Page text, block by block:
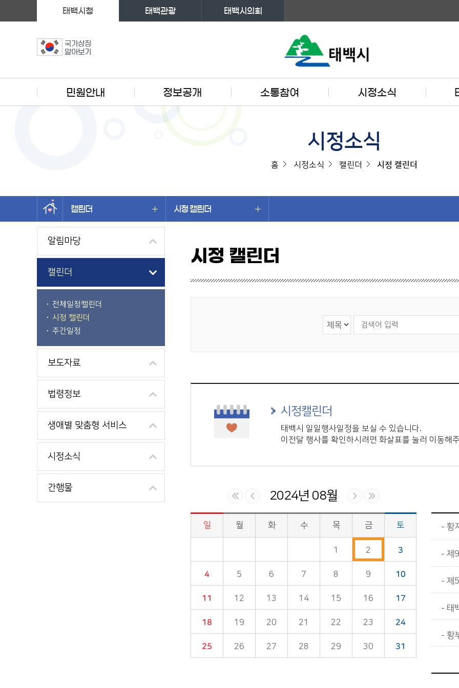
국가상징
알아보기
태백시청 태백관광 태백시의회
민원안내 정보공개 소통참여 시정소식
시정소식
홈 시정소식 캘린더 시정 캘린더
캘린더 시정 캘린더
왼쪽메뉴
알림마당
캘린더
전체일정캘린더
시정 캘린더
주간일정
보도자료
법령정보
생애별 맞춤형 서비스
시정소식
간행물
시정 캘린더
시정캘린더
태백시 일일행사일정을 보실 수 있습니다.
이전달 행사를 확인하시려면 화살표를 눌러 이동해
2024년 08월
시정소식>시정 캘린더 게시판의 (2024년 08월) 달력형태로 일정명, 일정내용을 제공합니다.
일 월 화 수 목 금 토
1 2 3
4 5 6 7 8 9 10
11 12 13 14 15 16 17
18 19 20 21 22 23 24
25 26 27 28 29 30 31
황
제
제
태
황